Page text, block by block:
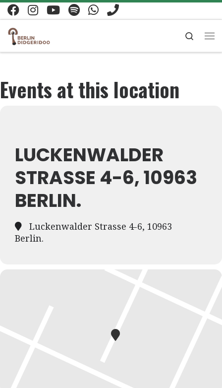
Zum Inhalt springen
Search
Events at this location
LUCKENWALDER
STRASSE 4-6, 10963
BERLIN.
Luckenwalder Strasse 4-6, 10963
Berlin.